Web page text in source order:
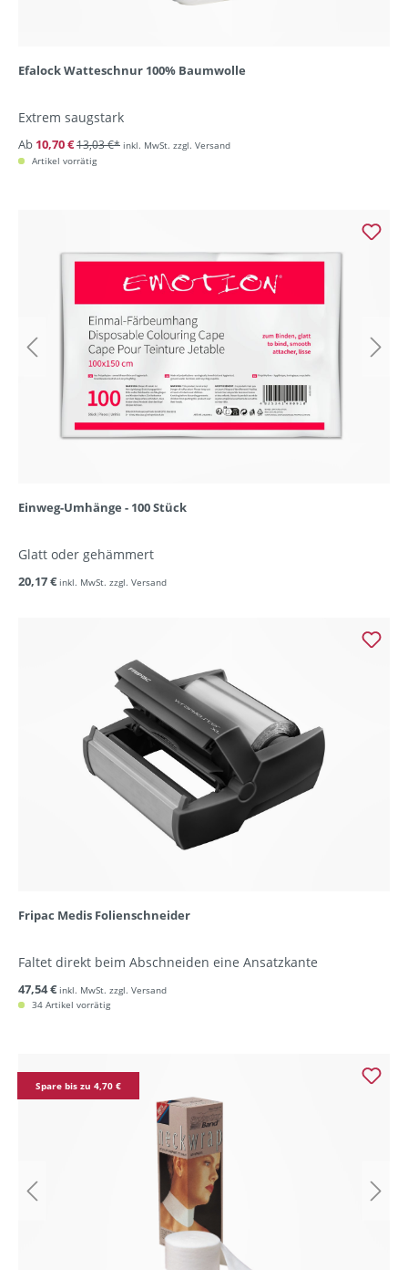
Efalock Watteschnur 100% Baumwolle
Extrem saugstark
Ab 10,70 €13,03 €* inkl. MwSt. zzgl. Versand
Artikel vorrätig
Einweg-Umhänge - 100 Stück
Glatt oder gehämmert
20,17 € inkl. MwSt. zzgl. Versand
Fripac Medis Folienschneider
Faltet direkt beim Abschneiden eine Ansatzkante
47,54 € inkl. MwSt. zzgl. Versand
34 Artikel vorrätig
Spare bis zu 4,70 €